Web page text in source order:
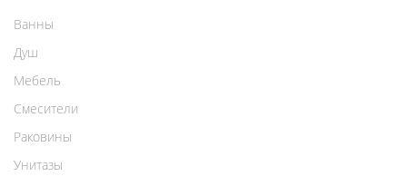
Ванны
Душ
Мебель
Смесители
Раковины
Унитазы